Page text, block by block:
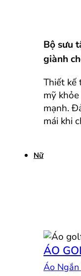
Bộ sưu
giành
Thiết kế
mỹ
mạnh.
mái khi
Nữ
ÁO
Áo Ngắn